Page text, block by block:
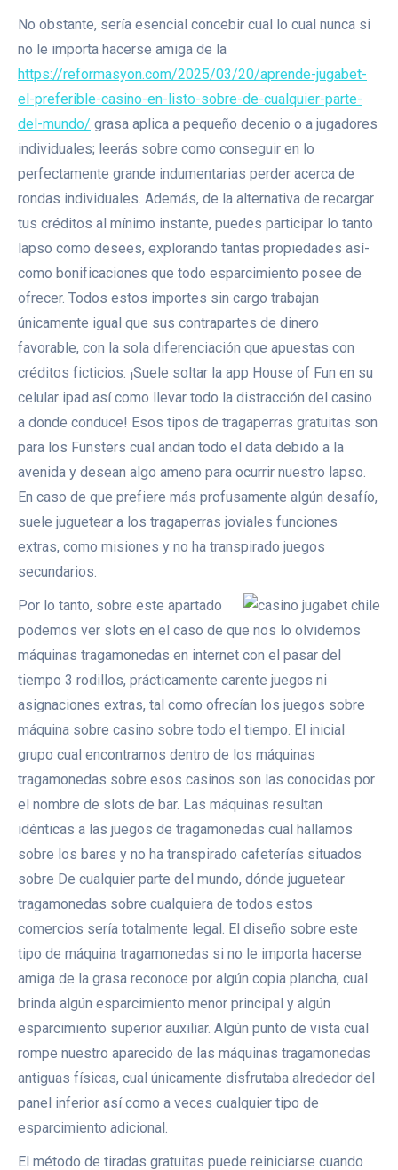
No obstante, serí­a esencial concebir cual lo cual nunca si
no le importa hacerse amiga de la
https://reformasyon.com/2025/03/20/aprende-jugabet-
el-preferible-casino-en-listo-sobre-de-cualquier-parte-
del-mundo/ grasa aplica a pequeño decenio o a jugadores
individuales; leerás sobre como conseguir en lo
perfectamente grande indumentarias perder acerca de
rondas individuales. Además, de la alternativa de recargar
tus créditos al mí­nimo instante, puedes participar lo tanto
lapso como desees, explorando tantas propiedades así­
como bonificaciones que todo esparcimiento posee de
ofrecer. Todos estos importes sin cargo trabajan
únicamente igual que sus contrapartes de dinero
favorable, con la sola diferenciación que apuestas con
créditos ficticios. ¡Suele soltar la app House of Fun en su
celular ipad así­ como llevar todo la distracción del casino
a donde conduce! Esos tipos de tragaperras gratuitas son
para los Funsters cual andan todo el data debido a la
avenida y desean algo ameno para ocurrir nuestro lapso.
En caso de que prefiere más profusamente algún desafío,
suele juguetear a los tragaperras joviales funciones
extras, como misiones y no ha transpirado juegos
secundarios.
Por lo tanto, sobre este apartado
podemos ver slots en el caso de que nos lo olvidemos
máquinas tragamonedas en internet con el pasar del
tiempo 3 rodillos, prácticamente carente juegos ni
asignaciones extras, tal como ofrecían los juegos sobre
máquina sobre casino sobre todo el tiempo. El inicial
grupo cual encontramos dentro de los máquinas
tragamonedas sobre esos casinos son las conocidas por
el nombre de slots de bar. Las máquinas resultan
idénticas a las juegos de tragamonedas cual hallamos
sobre los bares y no ha transpirado cafeterías situados
sobre De cualquier parte del mundo, dónde juguetear
tragamonedas sobre cualquiera de todos estos
comercios serí­a totalmente legal. El diseño sobre este
tipo de máquina tragamonedas si no le importa hacerse
amiga de la grasa reconoce por algún copia plancha, cual
brinda algún esparcimiento menor principal y algún
esparcimiento superior auxiliar. Algún punto de vista cual
rompe nuestro aparecido de las máquinas tragamonedas
antiguas físicas, cual únicamente disfrutaba alrededor del
panel inferior así­ como a veces cualquier tipo de
esparcimiento adicional.
El método de tiradas gratuitas puede reiniciarse cuando